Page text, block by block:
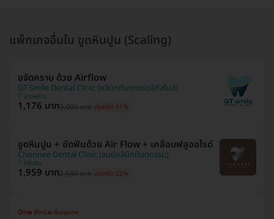
แพ็กเกจอื่นใน ขูดหินปูน (Scaling)
ขจัดคราบ ด้วย Airflow
GT Smile Dental Clinic (คลินิกทันตกรรมจีทีสไมล์)
ลาดพร้าว
1,176 บาท3,000 บาท ประหยัด 61%
ขูดหินปูน + ขัดฟันด้วย Air Flow + เคลือบฟลูออไรด์
Chonnee Dental Clinic (ชนนีคลินิกทันตกรรม)
ตลิ่งชัน
1,959 บาท2,500 บาท ประหยัด 22%